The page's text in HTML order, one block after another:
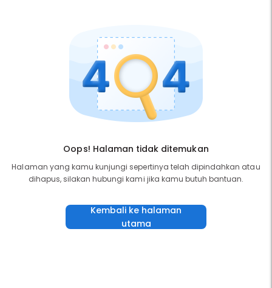
Oops! Halaman tidak ditemukan
Halaman yang kamu kunjungi sepertinya telah dipindahkan atau
dihapus, silakan hubungi kami jika kamu butuh bantuan.
Kembali ke halaman
utama